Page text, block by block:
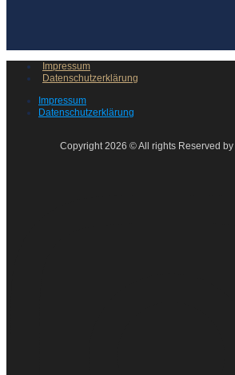
Impressum
Datenschutzerklärung
Impressum
Datenschutzerklärung
Copyright 2026 © All rights Reserved